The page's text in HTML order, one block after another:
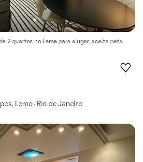
2 quartos no Leme para alugar, aceita pets.
Leme · Rio de Janeiro